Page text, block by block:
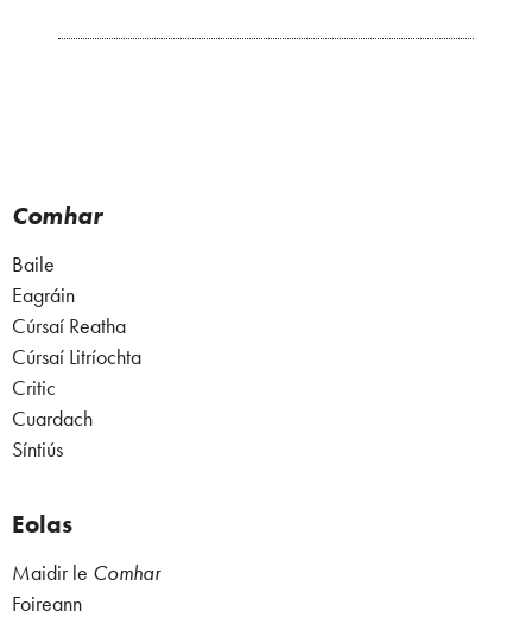
Comhar
Baile
Eagráin
Cúrsaí Reatha
Cúrsaí Litríochta
Critic
Cuardach
Síntiús
Eolas
Maidir le Comhar
Foireann